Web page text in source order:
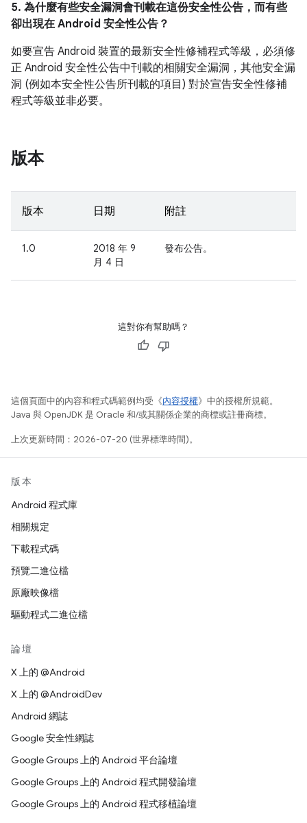
5. 為什麼有些安全漏洞會刊載在這份安全性公告，而有些
卻出現在 Android 安全性公告？
如要宣告 Android 裝置的最新安全性修補程式等級，必須修
正 Android 安全性公告中刊載的相關安全漏洞，其他安全漏
洞 (例如本安全性公告所刊載的項目) 對於宣告安全性修補
程式等級並非必要。
版本
版本 日期 附註
1.0
2018 年 9
月 4 日
發布公告。
這對你有幫助嗎？
這個頁面中的內容和程式碼範例均受《內容授權》中的授權所規範。
Java 與 OpenJDK 是 Oracle 和/或其關係企業的商標或註冊商標。
上次更新時間：2026-07-20 (世界標準時間)。
版本
Android 程式庫
相關規定
下載程式碼
預覽二進位檔
原廠映像檔
驅動程式二進位檔
論壇
X 上的 @Android
X 上的 @AndroidDev
Android 網誌
Google 安全性網誌
Google Groups 上的 Android 平台論壇
Google Groups 上的 Android 程式開發論壇
Google Groups 上的 Android 程式移植論壇